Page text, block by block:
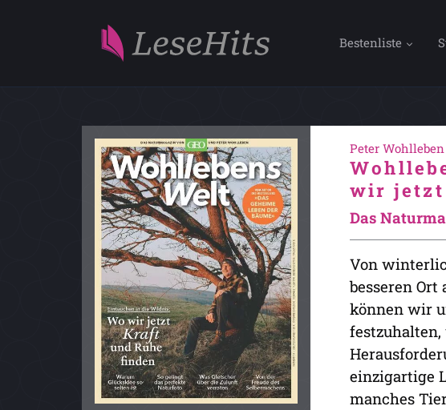
Bestenliste
Peter Wohlleben
wir jetzt
Das
Von
besseren
können wir
festzuhalten,
einzigartige
manches